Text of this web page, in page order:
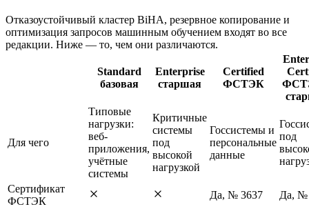
Отказоустойчивый кластер BiHA, резервное копирование и
оптимизация запросов машинным обучением входят во все
редакции. Ниже — то, чем они различаются.
Standard
базовая
Enterprise
старшая
Certified
ФСТЭК
Для чего
Типовые
нагрузки:
веб-
приложения,
учётные
системы
Критичные
системы
под
высокой
нагрузкой
Госсистемы и
персональные
данные
под
Сертификат
ФСТЭК
Да, № 3637
Да, №